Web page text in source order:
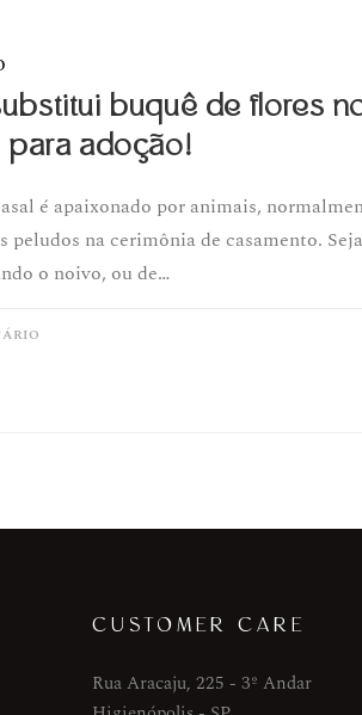
buquê de flores
para adoção!
é apaixonado por animais,
peludos na cerimônia de casamento.
o noivo, ou de…
CUSTOMER CARE
Rua Aracaju, 225 - 3º Andar